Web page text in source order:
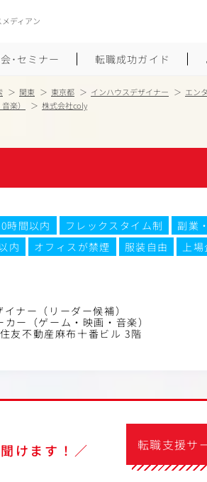
ディアン
･セミナー 転職成功ガイド
つくり方
オのつくり方
エグゼクティブ転職
しゅふクリ･ママク
年収アップ転職
関東 東京都 インハウスデザイナー
エン
楽）
株式会社coly
時間以内 フレックスタイム制 副業
内 オフィスが禁煙 服装自由 上場
ナー（リーダー候補）
ー（ゲーム・映画・音楽）
友不動産麻布十番ビル 3階
けます！／ 転職支援サ